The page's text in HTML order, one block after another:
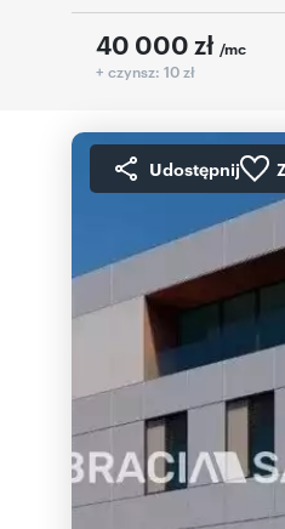
40 000 zł /mc
+ czynsz: 10 zł
Udostępnij